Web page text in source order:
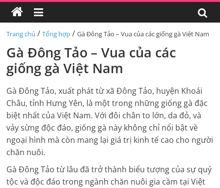
Trang chủ /Tổng hợp /Gà Đông Tảo – Vua của các giống gà Việt Nam
Gà Đông Tảo – Vua của các
giống gà Việt Nam
Gà Đông Tảo, xuất phát từ xã Đông Tảo, huyện Khoái
Châu, tỉnh Hưng Yên, là một trong những giống gà đặc
biệt nhất của Việt Nam. Với đôi chân to lớn, da đỏ, và
vảy sừng độc đáo, giống gà này không chỉ nổi bật về
ngoại hình mà còn mang lại giá trị kinh tế cao cho người
chăn nuôi.
Gà Đông Tảo từ lâu đã trở thành biểu tượng của sự quý
tộc và độc đáo trong ngành chăn nuôi gia cầm tại Việt